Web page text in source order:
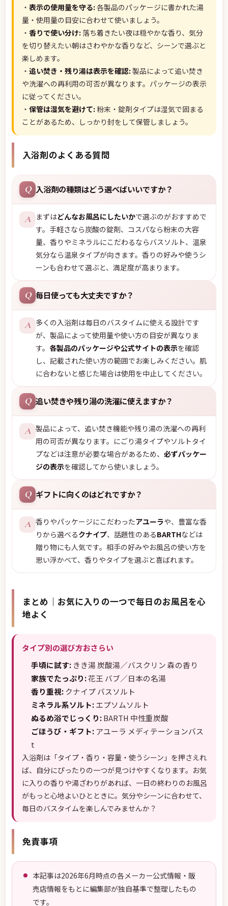
・ 表示の使用量を守る: 各製品のパッケージに書かれた湯
量・使用量の目安に合わせて使いましょう。
・ 香りで使い分け: 落ち着きたい夜は穏やかな香り、気分
を切り替えたい朝はさわやかな香りなど、シーンで選ぶと
楽しめます。
・ 追い焚き・残り湯は表示を確認: 製品によって追い焚き
や洗濯への再利用の可否が異なります。パッケージの表示
に従ってください。
・ 保管は湿気を避けて: 粉末・錠剤タイプは湿気で固まる
ことがあるため、しっかり封をして保管しましょう。
入浴剤のよくある質問
Q 入浴剤の種類はどう選べばいいですか？
A まずはどんなお風呂にしたいかで選ぶのがおすすめで
す。手軽さなら炭酸の錠剤、コスパなら粉末の大容
量、香りやミネラルにこだわるならバスソルト、温泉
気分なら温泉タイプが向きます。香りの好みや使うシ
ーンも合わせて選ぶと、満足度が高まります。
Q 毎日使っても大丈夫ですか？
A 多くの入浴剤は毎日のバスタイムに使える設計です
が、製品によって使用量や使い方の目安が異なりま
す。 各製品のパッケージや公式サイトの表示を確認
し、記載された使い方の範囲でお楽しみください。肌
に合わないと感じた場合は使用を中止してください。
Q 追い焚きや残り湯の洗濯に使えますか？
A 製品によって、追い焚き機能や残り湯の洗濯への再利
用の可否が異なります。にごり湯タイプやソルトタイ
プなどは注意が必要な場合があるため、 必ずパッケー
ジの表示を確認してから使いましょう。
Q ギフトに向くのはどれですか？
A 香りやパッケージにこだわったアユーラや、豊富な香
りから選べるクナイプ、話題性のあるBARTHなどは
贈り物にも人気です。相手の好みやお風呂の使い方を
思い浮かべて、香りやタイプを選ぶと喜ばれます。
まとめ｜お気に入りの一つで毎日のお風呂を心
地よく
タイプ別の選び方おさらい
手頃に試す: きき湯 炭酸湯／バスクリン 森の香り
家族でたっぷり:花王 バブ／日本の名湯
香り重視:クナイプ バスソルト
ミネラル系ソルト:エプソムソルト
ぬるめ浴でじっくり:BARTH 中性重炭酸
ごほうび・ギフト: アユーラ メディテーションバス
t
入浴剤は「タイプ・香り・容量・使うシーン」を押さえれ
ば、自分にぴったりの一つが見つけやすくなります。お気
に入りの香りや湯ざわりがあれば、一日の終わりのお風呂
がもっと心地よいひとときに。気分やシーンに合わせて、
毎日のバスタイムを楽しんでみませんか？
免責事項
本記事は2026年6月時点の各メーカー公式情報・販
売店情報をもとに編集部が独自基準で整理したもの
です。